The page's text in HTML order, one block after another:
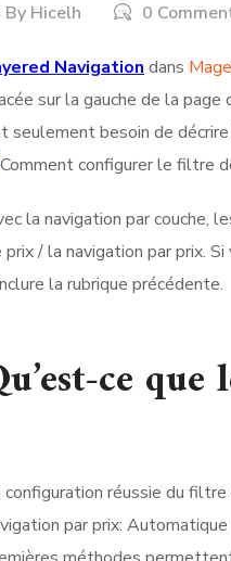
By Hicelh 0
Navigation dans
sur la gauche de la
seulement besoin de
la navigation par couche,
prix / la navigation par prix.
la rubrique précédente.
ce
configuration réussie du
par prix: